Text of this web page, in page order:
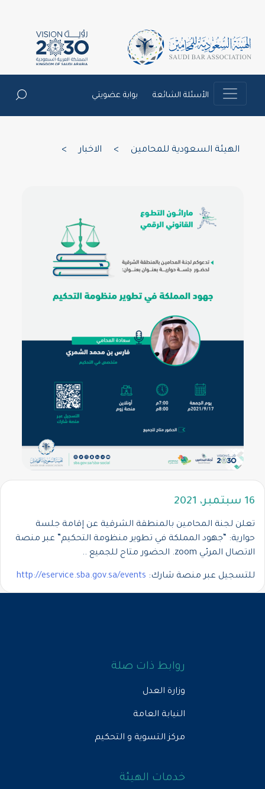
الأسئلة الشائعة بوابة عضويتي
الهيئة السعودية للمحامين الاخبار
16 سبتمبر، 2021
تعلن لجنة المحامين بالمنطقة الشرقية عن إقامة جلسة
حوارية: “جهود المملكة في تطوير منظومة التحكيم” عبر منصة
الاتصال المرئي zoom. الحضور متاح للجميع ..
للتسجيل عبر منصة شارك:http://eservice.sba.gov.sa/events
روابط ذات صلة
وزارة العدل
النيابة العامة
مركز التسوية و التحكيم
خدمات الهيئة